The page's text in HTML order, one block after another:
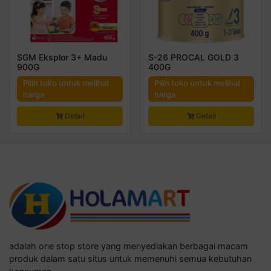
SGM Eksplor 3+ Madu
900G
Pilih toko untuk melihat
harga
Detail
S-26 PROCAL GOLD 3
400G
Pilih toko untuk melihat
harga
Detail
adalah one stop store yang menyediakan berbagai macam
produk dalam satu situs untuk memenuhi semua kebutuhan